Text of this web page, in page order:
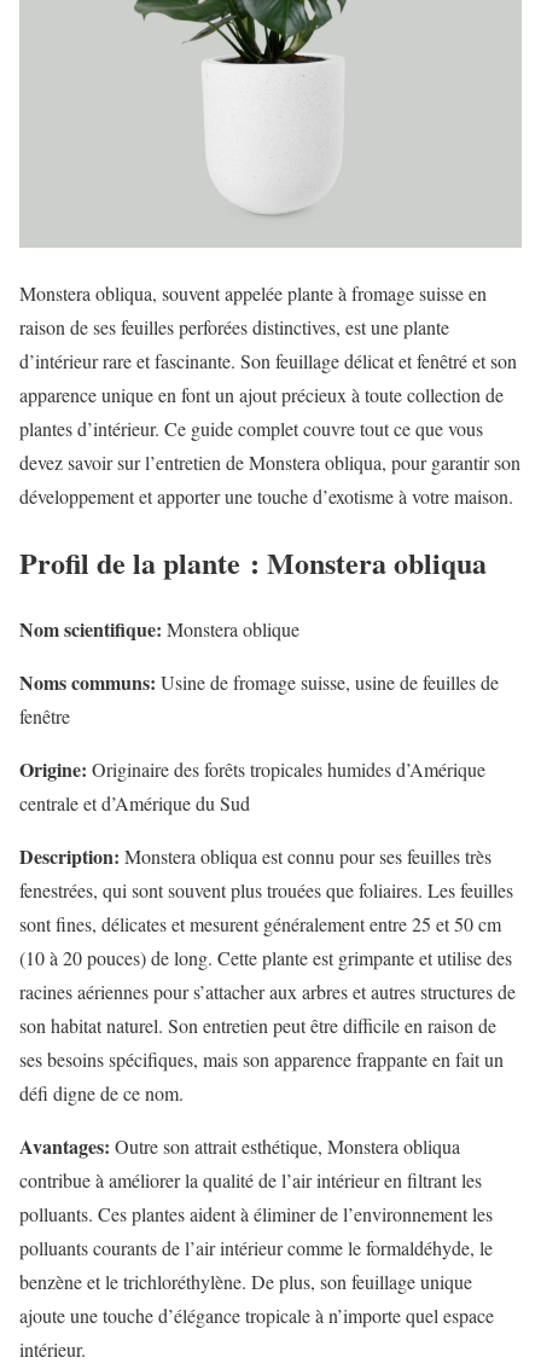
Monstera obliqua, souvent appelée plante à fromage suisse en
raison de ses feuilles perforées distinctives, est une plante
d’intérieur rare et fascinante. Son feuillage délicat et fenêtré et son
apparence unique en font un ajout précieux à toute collection de
plantes d’intérieur. Ce guide complet couvre tout ce que vous
devez savoir sur l’entretien de Monstera obliqua, pour garantir son
développement et apporter une touche d’exotisme à votre maison.
Profil de la plante : Monstera obliqua
Nom scientifique: Monstera oblique
Noms communs: Usine de fromage suisse, usine de feuilles de
fenêtre
Origine: Originaire des forêts tropicales humides d’Amérique
centrale et d’Amérique du Sud
Description: Monstera obliqua est connu pour ses feuilles très
fenestrées, qui sont souvent plus trouées que foliaires. Les feuilles
sont fines, délicates et mesurent généralement entre 25 et 50 cm
(10 à 20 pouces) de long. Cette plante est grimpante et utilise des
racines aériennes pour s’attacher aux arbres et autres structures de
son habitat naturel. Son entretien peut être difficile en raison de
ses besoins spécifiques, mais son apparence frappante en fait un
défi digne de ce nom.
Avantages: Outre son attrait esthétique, Monstera obliqua
contribue à améliorer la qualité de l’air intérieur en filtrant les
polluants. Ces plantes aident à éliminer de l’environnement les
polluants courants de l’air intérieur comme le formaldéhyde, le
benzène et le trichloréthylène. De plus, son feuillage unique
ajoute une touche d’élégance tropicale à n’importe quel espace
intérieur.